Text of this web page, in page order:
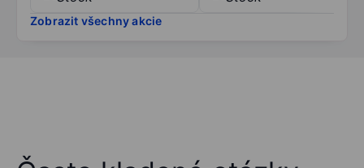
Zobrazit všechny akcie